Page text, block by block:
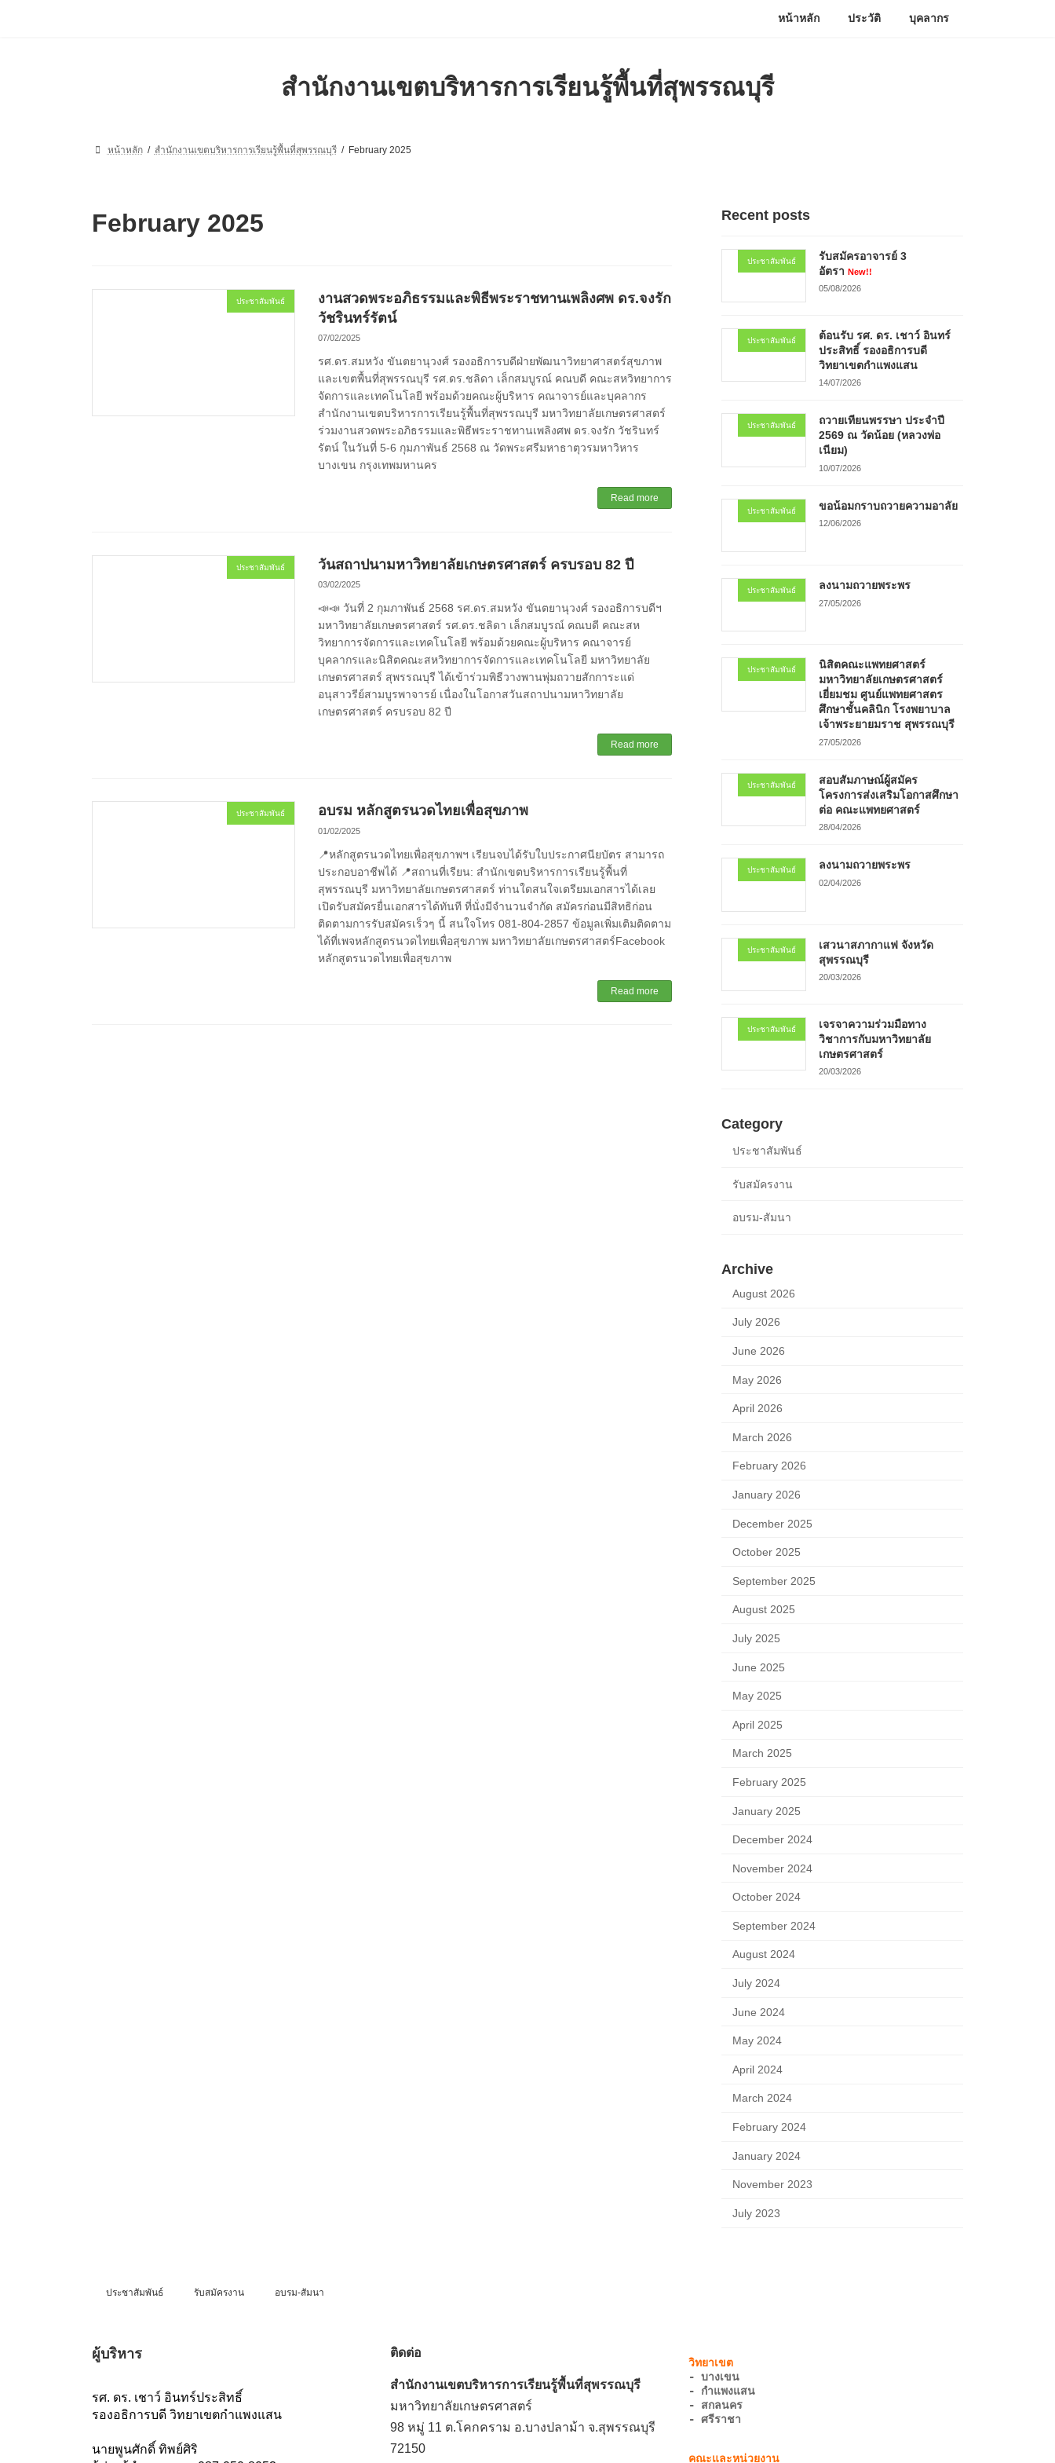
หน้าหลัก ประวัติ บุคลากร
สำนักงานเขตบริหารการเรียนรู้พื้นที่สุพรรณบุรี
หน้าหลัก สำนักงานเขตบริหารการเรียนรู้พื้นที่สุพรรณบุรี February 2025
February 2025
ประชาสัมพันธ์
งานสวดพระอภิธรรมและพิธีพระราชทานเพลิงศพ ดร.จงรัก
วัชรินทร์รัตน์
07/02/2025
รศ.ดร.สมหวัง ขันตยานุวงศ์ รองอธิการบดีฝ่ายพัฒนาวิทยาศาสตร์สุขภาพ
และเขตพื้นที่สุพรรณบุรี รศ.ดร.ชลิดา เล็กสมบูรณ์ คณบดี คณะสหวิทยาการ
จัดการและเทคโนโลยี พร้อมด้วยคณะผู้บริหาร คณาจารย์และบุคลากร
สำนักงานเขตบริหารการเรียนรู้พื้นที่สุพรรณบุรี มหาวิทยาลัยเกษตรศาสตร์
ร่วมงานสวดพระอภิธรรมและพิธีพระราชทานเพลิงศพ ดร.จงรัก วัชรินทร์
รัตน์ ในวันที่ 5-6 กุมภาพันธ์ 2568 ณ วัดพระศรีมหาธาตุวรมหาวิหาร
บางเขน กรุงเทพมหานคร
Read more
ประชาสัมพันธ์ วันสถาปนามหาวิทยาลัยเกษตรศาสตร์ ครบรอบ 82 ปี
03/02/2025
📣️📣️ วันที่ 2 กุมภาพันธ์ 2568 รศ.ดร.สมหวัง ขันตยานุวงศ์ รองอธิการบดีฯ
มหาวิทยาลัยเกษตรศาสตร์ รศ.ดร.ชลิดา เล็กสมบูรณ์ คณบดี คณะสห
วิทยาการจัดการและเทคโนโลยี พร้อมด้วยคณะผู้บริหาร คณาจารย์
บุคลากรและนิสิตคณะสหวิทยาการจัดการและเทคโนโลยี มหาวิทยาลัย
เกษตรศาสตร์ สุพรรณบุรี ได้เข้าร่วมพิธีวางพานพุ่มถวายสักการะแด่
อนุสาวรีย์สามบูรพาจารย์ เนื่องในโอกาสวันสถาปนามหาวิทยาลัย
เกษตรศาสตร์ ครบรอบ 82 ปี
Read more
ประชาสัมพันธ์ อบรม หลักสูตรนวดไทยเพื่อสุขภาพ
01/02/2025
📍หลักสูตรนวดไทยเพื่อสุขภาพฯ เรียนจบได้รับใบประกาศนียบัตร สามารถ
ประกอบอาชีพได้ 📍สถานที่เรียน: สำนักเขตบริหารการเรียนรู้พื้นที่
สุพรรณบุรี มหาวิทยาลัยเกษตรศาสตร์ ท่านใดสนใจเตรียมเอกสารได้เลย
เปิดรับสมัครยื่นเอกสารได้ทันที ที่นั่งมีจำนวนจำกัด สมัครก่อนมีสิทธิก่อน
ติดตามการรับสมัครเร็วๆ นี้ สนใจโทร 081-804-2857 ข้อมูลเพิ่มเติมติดตาม
ได้ที่เพจหลักสูตรนวดไทยเพื่อสุขภาพ มหาวิทยาลัยเกษตรศาสตร์Facebook
หลักสูตรนวดไทยเพื่อสุขภาพ
Read more
Recent posts
ประชาสัมพันธ์
รับสมัครอาจารย์ 3
อัตรา New!!
05/08/2026
ประชาสัมพันธ์
ต้อนรับ รศ. ดร. เชาว์ อินทร์
ประสิทธิ์ รองอธิการบดี
วิทยาเขตกำแพงแสน
14/07/2026
ประชาสัมพันธ์
ถวายเทียนพรรษา ประจำปี
2569 ณ วัดน้อย (หลวงพ่อ
เนียม)
10/07/2026
ประชาสัมพันธ์ ขอน้อมกราบถวายความอาลัย
12/06/2026
ประชาสัมพันธ์ ลงนามถวายพระพร
27/05/2026
ประชาสัมพันธ์
นิสิตคณะแพทยศาสตร์
มหาวิทยาลัยเกษตรศาสตร์
เยี่ยมชม ศูนย์แพทยศาสตร
ศึกษาชั้นคลินิก โรงพยาบาล
เจ้าพระยายมราช สุพรรณบุรี
27/05/2026
ประชาสัมพันธ์
สอบสัมภาษณ์ผู้สมัคร
โครงการส่งเสริมโอกาสศึกษา
ต่อ คณะแพทยศาสตร์
28/04/2026
ประชาสัมพันธ์ ลงนามถวายพระพร
02/04/2026
ประชาสัมพันธ์
เสวนาสภากาแฟ จังหวัด
สุพรรณบุรี
20/03/2026
ประชาสัมพันธ์
เจรจาความร่วมมือทาง
วิชาการกับมหาวิทยาลัย
เกษตรศาสตร์
20/03/2026
Category
ประชาสัมพันธ์
รับสมัครงาน
อบรม-สัมนา
Archive
August 2026
July 2026
June 2026
May 2026
April 2026
March 2026
February 2026
January 2026
December 2025
October 2025
September 2025
August 2025
July 2025
June 2025
May 2025
April 2025
March 2025
February 2025
January 2025
December 2024
November 2024
October 2024
September 2024
August 2024
July 2024
June 2024
May 2024
April 2024
March 2024
February 2024
January 2024
November 2023
July 2023
ประชาสัมพันธ์ รับสมัครงาน อบรม-สัมนา
ผู้บริหาร
รศ. ดร. เชาว์ อินทร์ประสิทธิ์
รองอธิการบดี วิทยาเขตกำแพงแสน
นายพูนศักดิ์ ทิพย์ศิริ
ติดต่อ
สำนักงานเขตบริหารการเรียนรู้พื้นที่สุพรรณบุรี
มหาวิทยาลัยเกษตรศาสตร์
98 หมู่ 11 ต.โคกคราม อ.บางปลาม้า จ.สุพรรณบุรี
72150
- บางเขน
- กำแพงแสน
- สกลนคร
- ศรีราชา